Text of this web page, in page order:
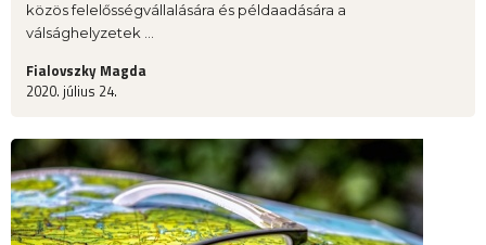
közös felelősségvállalására és példaadására a
válsághelyzetek ...
Fialovszky Magda
2020. július 24.